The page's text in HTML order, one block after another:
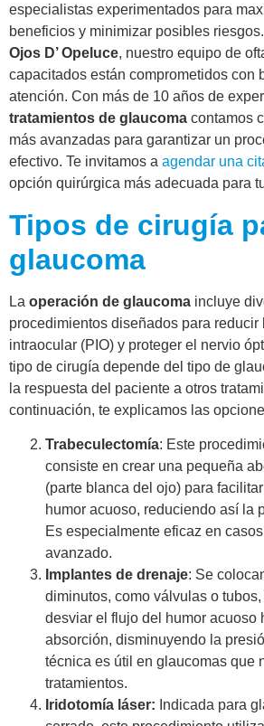
especialistas experimentados para
beneficios y minimizar posibles
Ojos D’ Opeluce, nuestro equipo de
capacitados están comprometidos con
atención. Con más de 10 años de
tratamientos de glaucoma contamos
más avanzadas para garantizar un
efectivo. Te invitamos a agendar una
opción quirúrgica más adecuada para
Tipos de cirugía
glaucoma
La operación de glaucoma incluye
procedimientos diseñados para reducir
intraocular (PIO) y proteger el nervio
tipo de cirugía depende del tipo de
la respuesta del paciente a otros
continuación, te explicamos las
Trabeculectomía: Este
consiste en crear una pequeña
(parte blanca del ojo) para
humor acuoso, reduciendo así la
Es especialmente eficaz en
avanzado.
Implantes de drenaje: Se
diminutos, como válvulas o
desviar el flujo del humor acuoso
absorción, disminuyendo la
técnica es útil en glaucomas que
tratamientos.
Iridotomía láser: Indicada para